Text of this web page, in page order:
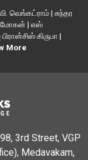
வெங்கட்ராம் | சுந்தர
| எஸ்
கிருபா |
More
3rd Street, VGP
Medavakam,